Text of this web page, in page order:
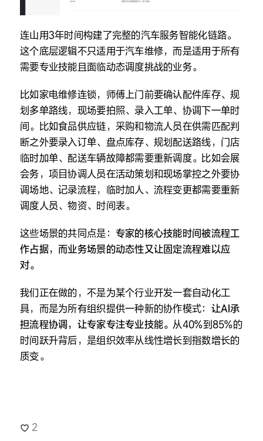
连山用3年时间构建了完整的汽车服务智能化链路。
这个底层逻辑不只适用于汽车维修，而是适用于所有
需要专业技能且面临动态调度挑战的业务。
比如家电维修连锁，师傅上门前要确认配件库存、规
划多单路线，现场要拍照、录入工单、协调下一单时
间。比如食品供应链，采购和物流人员在供需匹配判
断之外要录入订单、盘点库存、规划配送路线，门店
临时加单、配送车辆故障都需要重新调度。比如会展
会务，项目协调人员在活动策划和现场掌控之外要协
调场地、记录流程，临时加人、流程变更都需要重新
调度人员、物资、时间表。
这些场景的共同点是： 专家的核心技能时间被流程工
作占据，而业务场景的动态性又让固定流程难以应
对。
我们正在做的，不是为某个行业开发一套自动化工
具，而是为所有组织提供一种新的协作模式： 让AI承
担流程协调，让专家专注专业技能。 从40%到85%的
时间跃升背后，是组织效率从线性增长到指数增长的
质变。
2